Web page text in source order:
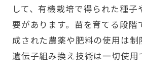
して、有機栽培で得られた種子
要があります。苗を育てる段階
成された農薬や肥料の使用は制
遺伝子組み換え技術は一切使用